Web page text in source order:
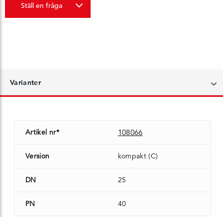
Ställ en fråga
Varianter
Artikel nr* 108066
Version kompakt (C)
DN 25
PN 40